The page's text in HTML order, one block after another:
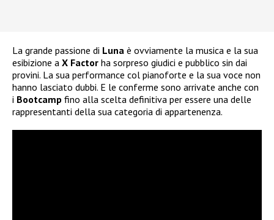
La grande passione di Luna è ovviamente la musica e la sua
esibizione a X Factor ha sorpreso giudici e pubblico sin dai
provini. La sua performance col pianoforte e la sua voce non
hanno lasciato dubbi. E le conferme sono arrivate anche con
i Bootcamp fino alla scelta definitiva per essere una delle
rappresentanti della sua categoria di appartenenza.